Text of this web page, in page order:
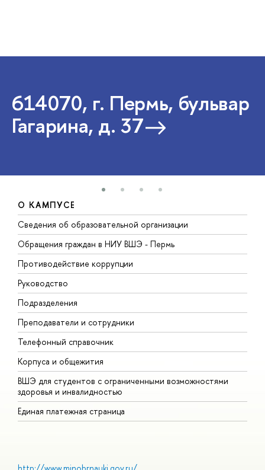
614070, г. Пермь, бульвар
Гагарина, д. 37
О КАМПУСЕ
Сведения об образовательной организации
Обращения граждан в НИУ ВШЭ - Пермь
Противодействие коррупции
Руководство
Подразделения
Преподаватели и сотрудники
Телефонный справочник
Корпуса и общежития
ВШЭ для студентов с ограниченными возможностями
здоровья и инвалидностью
Единая платежная страница
http://www.minobrnauki.gov.ru/